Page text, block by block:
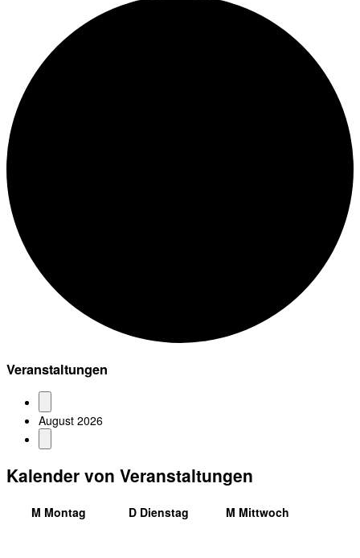
Veranstaltungen
August 2026
Kalender von Veranstaltungen
M Montag D Dienstag M Mittwoch